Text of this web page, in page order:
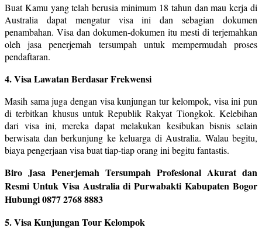
Buat Kamu yang telah berusia minimum 18 tahun dan mau kerja di
Australia dapat mengatur visa ini dan sebagian dokumen
penambahan. Visa dan dokumen-dokumen itu mesti di terjemahkan
oleh jasa penerjemah tersumpah untuk mempermudah proses
pendaftaran.
4. Visa Lawatan Berdasar Frekwensi
Masih sama juga dengan visa kunjungan tur kelompok, visa ini pun
di terbitkan khusus untuk Republik Rakyat Tiongkok. Kelebihan
dari visa ini, mereka dapat melakukan kesibukan bisnis selain
berwisata dan berkunjung ke keluarga di Australia. Walau begitu,
biaya pengerjaan visa buat tiap-tiap orang ini begitu fantastis.
Biro Jasa Penerjemah Tersumpah Profesional Akurat dan
Resmi Untuk Visa Australia di Purwabakti Kabupaten Bogor
Hubungi 0877 2768 8883
5. Visa Kunjungan Tour Kelompok